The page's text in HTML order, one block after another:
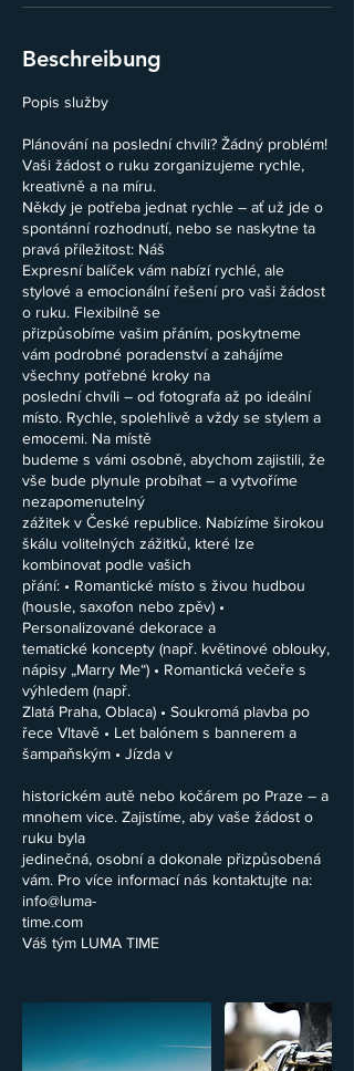
Beschreibung
Popis služby
Plánování na poslední chvíli? Žádný problém!
Vaši žádost o ruku zorganizujeme rychle,
kreativně a na míru.
Někdy je potřeba jednat rychle – ať už jde o
spontánní rozhodnutí, nebo se naskytne ta
pravá příležitost: Náš
Expresní balíček vám nabízí rychlé, ale
stylové a emocionální řešení pro vaši žádost
o ruku. Flexibilně se
přizpůsobíme vašim přáním, poskytneme
vám podrobné poradenství a zahájíme
všechny potřebné kroky na
poslední chvíli – od fotografa až po ideální
místo. Rychle, spolehlivě a vždy se stylem a
emocemi. Na místě
budeme s vámi osobně, abychom zajistili, že
vše bude plynule probíhat – a vytvoříme
nezapomenutelný
zážitek v České republice. Nabízíme širokou
škálu volitelných zážitků, které lze
kombinovat podle vašich
přání: • Romantické místo s živou hudbou
(housle, saxofon nebo zpěv) •
Personalizované dekorace a
tematické koncepty (např. květinové oblouky,
nápisy „Marry Me“) • Romantická večeře s
výhledem (např.
Zlatá Praha, Oblaca) • Soukromá plavba po
řece Vltavě • Let balónem s bannerem a
šampaňským • Jízda v
historickém autě nebo kočárem po Praze – a
mnohem vice. Zajistíme, aby vaše žádost o
ruku byla
jedinečná, osobní a dokonale přizpůsobená
vám. Pro více informací nás kontaktujte na:
info@luma-
time.com
Váš tým LUMA TIME